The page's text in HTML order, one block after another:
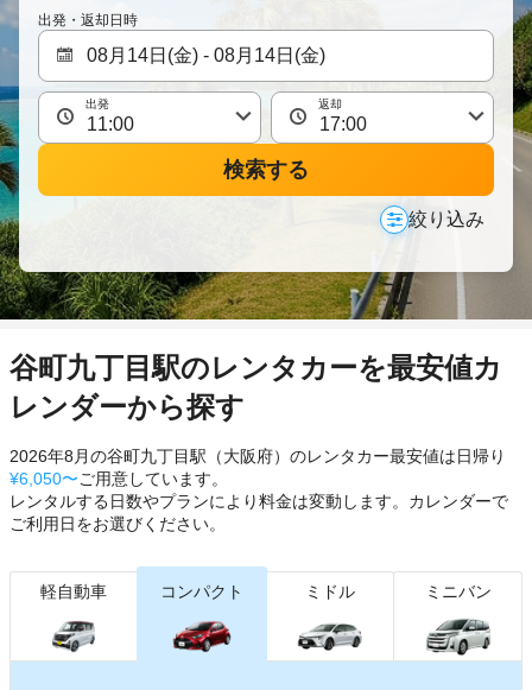
出発・返却日時
出発 返却
検索する
絞り込み
谷町九丁目駅のレンタカーを最安値カ
レンダーから探す
2026年8月の谷町九丁目駅（大阪府）のレンタカー最安値は日帰り
¥6,050〜ご用意しています。
レンタルする日数やプランにより料金は変動します。カレンダーで
ご利用日をお選びください。
軽自動車 コンパクト ミドル ミニバン